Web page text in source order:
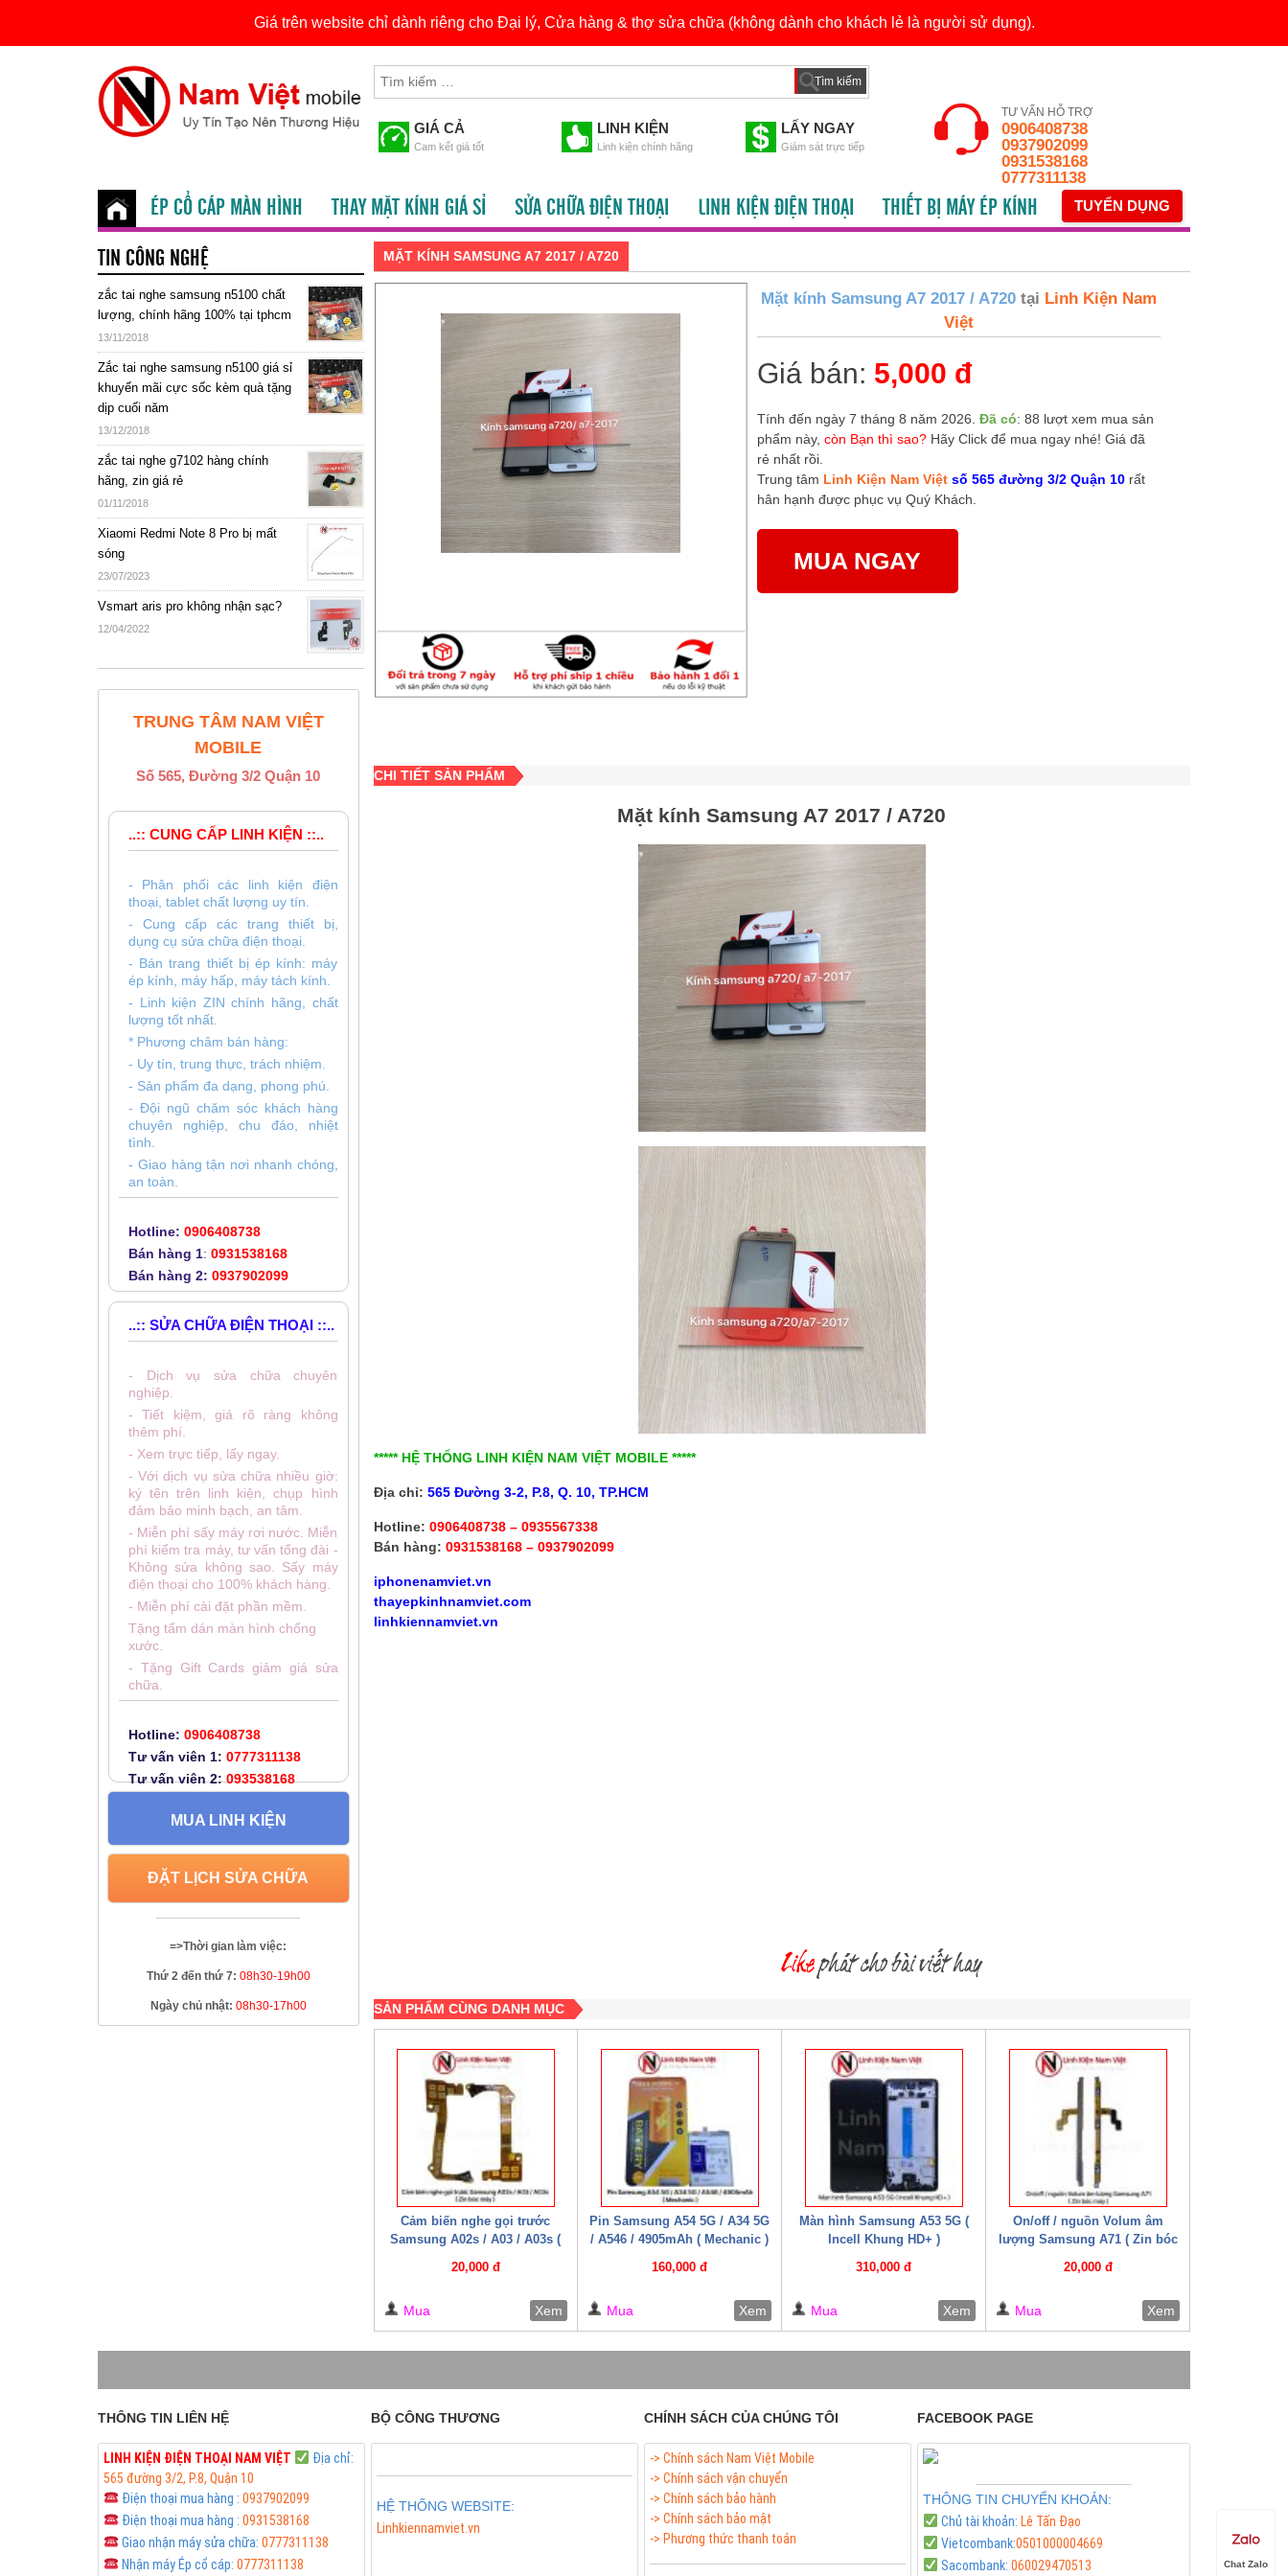
Giá trên website chỉ dành riêng cho Đại lý, Cửa hàng & thợ sửa chữa (không dành cho khách lẻ là người sử dụng).
Tìm
GIÁ CẢ
Cam kết giá tốt
LINH KIỆN
Linh kiện chính hãng
LẤY NGAY
Giám sát trực tiếp
TƯ VẤN HỖ TRỢ
0906408738
0937902099
0931538168
0777311138
ÉP CỔ CÁP MÀN HÌNH THAY MẶT KÍNH GIÁ SỈ SỬA CHỮA ĐIỆN THOẠI LINH KIỆN ĐIỆN THOẠI THIẾT BỊ MÁY ÉP KÍNH TUYỂN DỤNG
MẶT KÍNH SAMSUNG A7 2017 / A720
Mặt kính Samsung A7 2017 / A720tại Linh Kiện Nam
Việt
Giá bán: 5,000 đ
Tính đến ngày 7 tháng 8 năm 2026. Đã có: 88 lượt xem mua sản
phẩm này, còn Bạn thì sao?Hãy Click để mua ngay nhé! Giá đã
rẻ nhất rồi.
Trung tâm Linh Kiện Nam Việt số 565 đường 3/2 Quận 10rất
hân hạnh được phục vụ Quý Khách.
MUA NGAY
CHI TIẾT SẢN PHẨM
Mặt kính Samsung A7 2017 / A720
***** HỆ THỐNG LINH KIỆN NAM VIỆT MOBILE *****
Địa chỉ: 565 Đường 3-2, P.8, Q. 10, TP.HCM
Hotline: 0906408738 – 0935567338
Bán hàng: 0931538168 – 0937902099
iphonenamviet.vn
thayepkinhnamviet.com
linhkiennamviet.vn
SẢN PHẨM CÙNG DANH MỤC
Cảm biến nghe gọi trước
Samsung A02s / A03 / A03s (
20,000 đ
Mua Xem
Pin Samsung A54 5G / A34 5G
/ A546 / 4905mAh ( Mechanic )
160,000 đ
Mua Xem
Màn hình Samsung A53 5G (
Incell Khung HD+ )
310,000 đ
Mua Xem
On/off / nguồn Volum âm
lượng Samsung A71 ( Zin bóc
20,000 đ
Mua Xem
TIN CÔNG NGHỆ
zắc tai nghe samsung n5100 chất
lượng, chính hãng 100% tại tphcm
13/11/2018
Zắc tai nghe samsung n5100 giá sỉ
khuyến mãi cực sốc kèm quà tặng
dịp cuối năm
13/12/2018
zắc tai nghe g7102 hàng chính
hãng, zin giá rẻ
01/11/2018
Xiaomi Redmi Note 8 Pro bị mất
sóng
23/07/2023
Vsmart aris pro không nhận sạc?
12/04/2022
TRUNG TÂM NAM VIỆT
MOBILE
Số 565, Đường 3/2 Quận 10
..:: CUNG CẤP LINH KIỆN ::..
- Phân phối các linh kiện điện
thoại, tablet chất lượng uy tín.
- Cung cấp các trang thiết bị,
dụng cụ sửa chữa điện thoại.
- Bán trang thiết bị ép kính: máy
ép kính, máy hấp, máy tách kính.
- Linh kiện ZIN chính hãng, chất
lượng tốt nhất.
* Phương châm bán hàng:
- Uy tín, trung thực, trách nhiệm.
- Sản phẩm đa dạng, phong phú.
- Đội ngũ chăm sóc khách hàng
chuyên nghiệp, chu đáo, nhiệt
tình.
- Giao hàng tận nơi nhanh chóng,
an toàn.
Hotline: 0906408738
Bán hàng 1: 0931538168
Bán hàng 2: 0937902099
..:: SỬA CHỮA ĐIỆN THOẠI ::..
- Dịch vụ sửa chữa chuyên
nghiệp.
- Tiết kiệm, giá rõ ràng không
thêm phí.
- Xem trực tiếp, lấy ngay.
- Với dịch vụ sửa chữa nhiều giờ:
ký tên trên linh kiện, chụp hình
đảm bảo minh bạch, an tâm.
- Miễn phí sấy máy rơi nước. Miễn
phí kiểm tra máy, tư vấn tổng đài -
Không sửa không sao. Sấy máy
điện thoại cho 100% khách hàng.
- Miễn phí cài đặt phần mềm.
Tặng tấm dán màn hình chống
xước.
- Tặng Gift Cards giảm giá sửa
chữa.
Hotline: 0906408738
Tư vấn viên 1: 0777311138
Tư vấn viên 2: 093538168
MUA LINH KIỆN
ĐẶT LỊCH SỬA CHỮA
=>Thời gian làm việc:
Thứ 2 đến thứ 7: 08h30-19h00
Ngày chủ nhật: 08h30-17h00
THÔNG TIN LIÊN HỆ
LINH KIỆN ĐIỆN THOẠI NAM VIỆT
Địa chỉ:
565 đường 3/2, P.8, Quận 10
Điện thoại mua hàng : 0937902099
Điện thoại mua hàng : 0931538168
Giao nhận máy sửa chữa: 0777311138
Nhận máy Ép cổ cáp: 0777311138
BỘ CÔNG THƯƠNG
HỆ THỐNG WEBSITE:
Linhkiennamviet.vn
CHÍNH SÁCH CỦA CHÚNG TÔI
-> Chính sách Nam Việt Mobile
-> Chính sách vận chuyển
-> Chính sách bảo hành
-> Chính sách bảo mật
-> Phương thức thanh toán
FACEBOOK PAGE
THÔNG TIN CHUYỂN KHOẢN:
Chủ tài khoản: Lê Tấn Đạo
Vietcombank:0501000004669
Sacombank: 060029470513 Chat Zalo